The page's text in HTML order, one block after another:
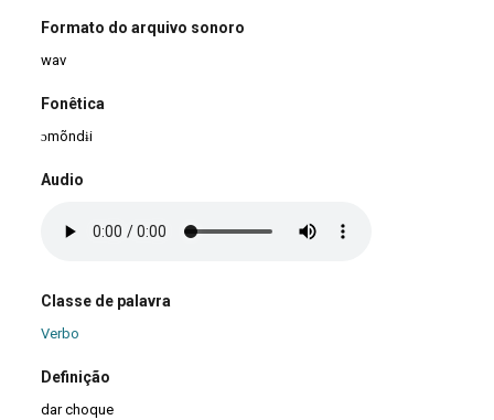
Formato do arquivo sonoro
wav
Fonêtica
ɔmõndɨi
Audio
Classe de palavra
Verbo
Definição
dar choque